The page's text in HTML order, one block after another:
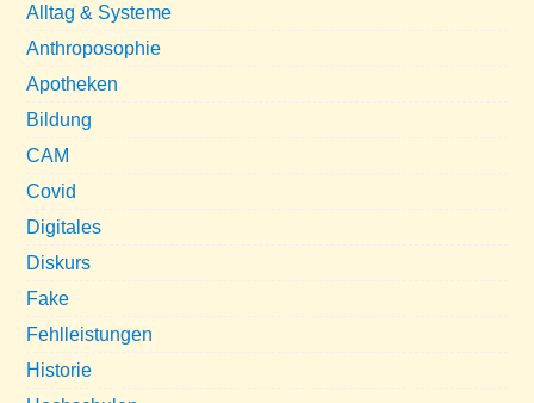
Alltag & Systeme
Anthroposophie
Apotheken
Bildung
CAM
Covid
Digitales
Diskurs
Fake
Fehlleistungen
Historie